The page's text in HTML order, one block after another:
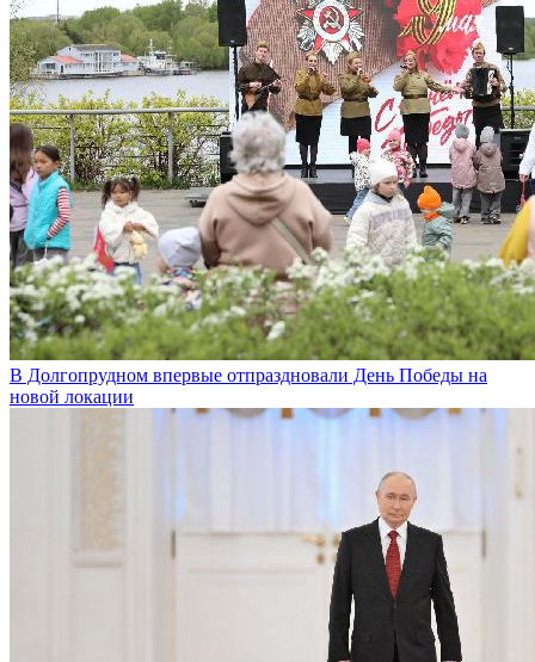
В Долгопрудном впервые отпраздновали День Победы на
новой локации